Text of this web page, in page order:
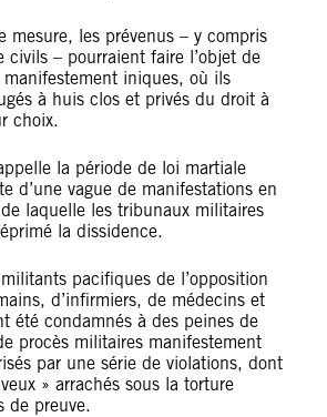
mesure, les prévenus – y compris
civils – pourraient faire l’objet de
iniques, où ils
à huis clos et privés du droit à
choix.
la période de loi martiale
d’une vague de manifestations en
laquelle les tribunaux militaires
la dissidence.
pacifiques de l’opposition
d’infirmiers, de médecins et
été condamnés à des peines de
procès militaires manifestement
par une série de violations, dont
» arrachés sous la torture
de preuve.